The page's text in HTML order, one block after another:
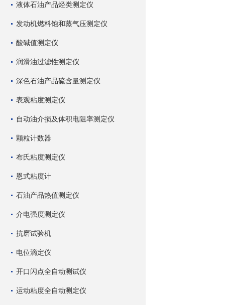
液体石油产品烃类测定仪
发动机燃料饱和蒸气压测定仪
酸碱值测定仪
润滑油过滤性测定仪
深色石油产品硫含量测定仪
表观粘度测定仪
自动油介损及体积电阻率测定仪
颗粒计数器
布氏粘度测定仪
恩式粘度计
石油产品热值测定仪
介电强度测定仪
抗磨试验机
电位滴定仪
开口闪点全自动测试仪
运动粘度全自动测定仪